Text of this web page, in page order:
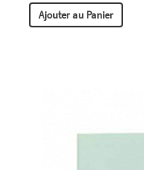
Ajouter au Panier